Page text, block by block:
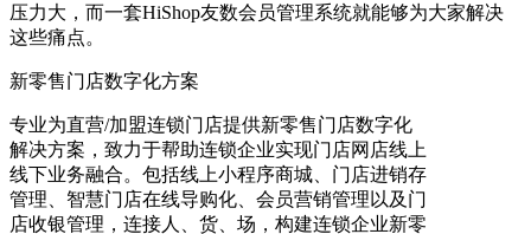
压力大，而一套HiShop友数会员管理系统就能够为大家解决
这些痛点。
新零售门店数字化方案
专业为直营/加盟连锁门店提供新零售门店数字化
解决方案，致力于帮助连锁企业实现门店网店线上
线下业务融合。包括线上小程序商城、门店进销存
管理、智慧门店在线导购化、会员营销管理以及门
店收银管理，连接人、货、场，构建连锁企业新零